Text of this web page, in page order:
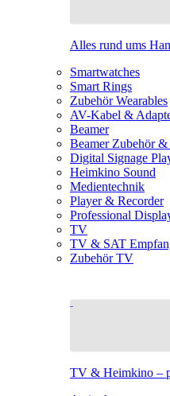
Alles rund ums
Smartwatches
Smart Rings
Zubehör Wearables
AV-Kabel &
Beamer
Beamer Zubehör
Digital Signage
Heimkino Sound
Medientechnik
Player & Recorder
Professional
TV
TV & SAT
Zubehör TV
TV & Heimkino –